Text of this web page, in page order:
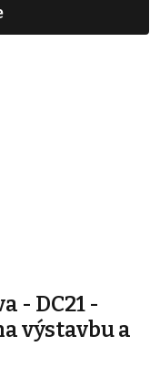
- DC21 -
výstavbu a